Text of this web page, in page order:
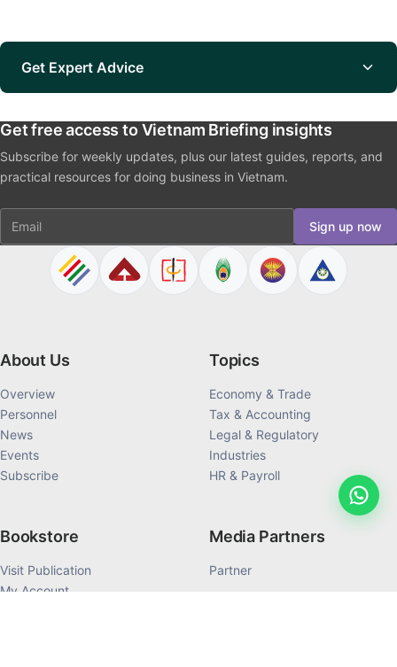
Get Expert Advice
Get free access to Vietnam Briefing insights
Subscribe for weekly updates, plus our latest guides, reports, and
practical resources for doing business in Vietnam.
Email Sign up now
About Us
Overview
Personnel
News
Events
Subscribe
Topics
Economy & Trade
Tax & Accounting
Legal & Regulatory
Industries
HR & Payroll
Bookstore
Visit Publication
My Account
Media Partners
Partner